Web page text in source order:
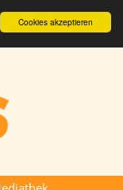
Cookies akzeptieren